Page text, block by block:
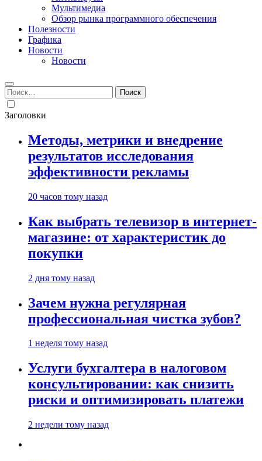
Мультимедиа
Обзор рынка программного обеспечения
Полезности
Графика
Новости
Новости
Найти:
Заголовки
Методы, метрики и внедрение
результатов исследования
эффективности рекламы
20 часов тому назад
Как выбрать телевизор в интернет-
магазине: от характеристик до
покупки
2 дня тому назад
Зачем нужна регулярная
профессиональная чистка зубов?
1 неделя тому назад
Услуги бухгалтера в налоговом
консультировании: как снизить
риски и оптимизировать платежи
2 недели тому назад